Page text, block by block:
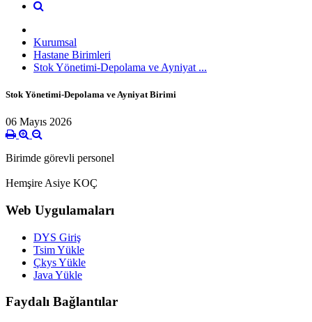
Kurumsal
Hastane Birimleri
Stok Yönetimi-Depolama ve Ayniyat ...
Stok Yönetimi-Depolama ve Ayniyat Birimi
06 Mayıs 2026
Birimde görevli personel
Hemşire Asiye KOÇ
Web Uygulamaları
DYS Giriş
Tsim Yükle
Çkys Yükle
Java Yükle
Faydalı Bağlantılar